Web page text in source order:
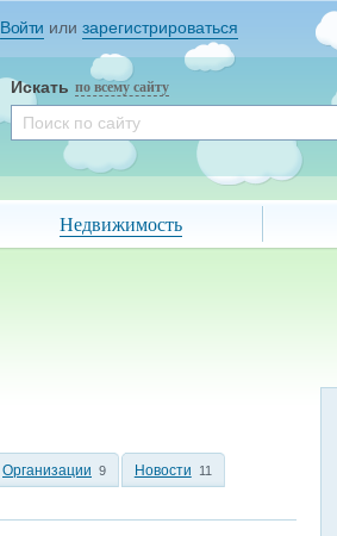
Войти или зарегистрироваться
Искать по всему сайту
Недвижимость
Организации 9 Новости 11